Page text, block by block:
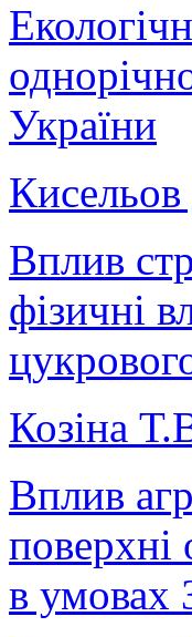
України
Вплив
фізичні
Козіна
Вплив
поверхні
в умовах